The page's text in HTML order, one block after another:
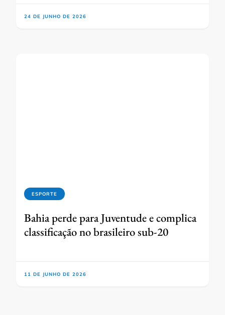
24 DE JUNHO DE 2026
ESPORTE
Bahia perde para Juventude e complica
classificação no brasileiro sub-20
11 DE JUNHO DE 2026